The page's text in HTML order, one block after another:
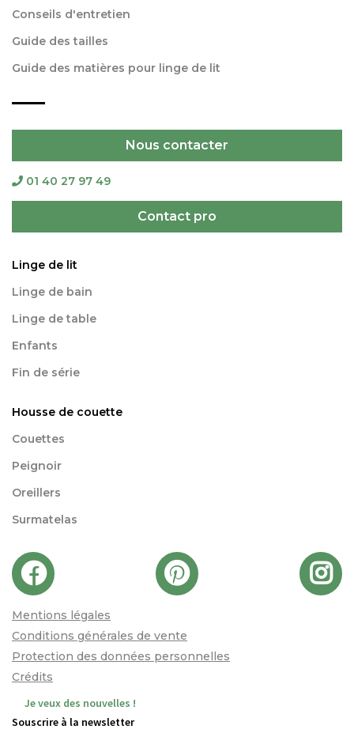
Conseils d'entretien
Guide des tailles
Guide des matières pour linge de lit
Nous contacter
01 40 27 97 49
Contact pro
Linge de lit
Linge de bain
Linge de table
Enfants
Fin de série
Housse de couette
Couettes
Peignoir
Oreillers
Surmatelas
Mentions légales
Conditions générales de vente
Protection des données personnelles
Crédits
Je veux des nouvelles !
Souscrire à la newsletter